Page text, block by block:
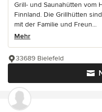
Grill- und Saunahütten vom
Finnland. Die Grillhütten
mit der Familie und Freun...
Mehr
33689 Bielefeld